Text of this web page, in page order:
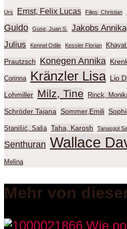
Urs Ernst, Felix Lucas Filips, Christian
Guido
Guse, Juan S. Jakobs Annika
Julius
Kennel Odile Kessler Florian
Prautzsch Konegen Annika
Corinna Kränzler Lisa Lio
Lohmiller Milz, Tine Rinck,
Schröder Tajana Sommer,Emili
Stanišić, Saša Taha, Karosh Tanasgol
Senthuran Wallace
Melina
Mehr von